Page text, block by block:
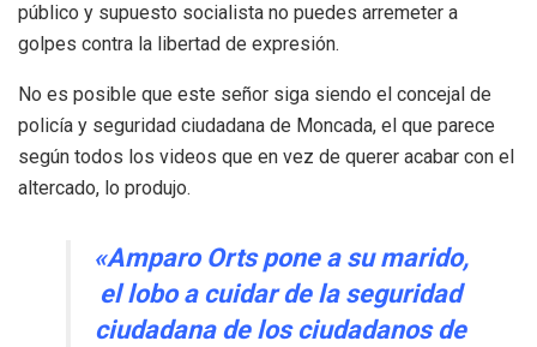
público y supuesto socialista no puedes arremeter a
golpes contra la libertad de expresión.
No es posible que este señor siga siendo el concejal de
policía y seguridad ciudadana de Moncada, el que parece
según todos los videos que en vez de querer acabar con el
altercado, lo produjo.
«Amparo Orts pone a su marido,
el lobo a cuidar de la seguridad
ciudadana de los ciudadanos de